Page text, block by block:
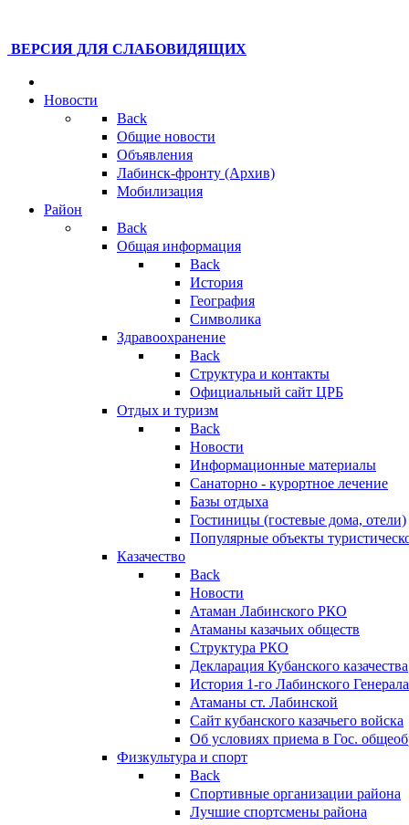
ВЕРСИЯ ДЛЯ СЛАБОВИДЯЩИХ
Новости
Back
Общие новости
Объявления
Лабинск-фронту (Архив)
Мобилизация
Район
Back
Общая информация
Back
История
География
Символика
Здравоохранение
Back
Структура и контакты
Официальный сайт ЦРБ
Отдых и туризм
Back
Новости
Информационные материалы
Санаторно - курортное лечение
Базы отдыха
Гостиницы (гостевые дома, отели)
Популярные объекты
Казачество
Back
Новости
Атаман Лабинского РКО
Атаманы казачьих обществ
Структура РКО
Декларация Кубанского казачества
История 1-го Лабинского
Атаманы ст. Лабинской
Cайт кубанского казачьего войска
Об условиях приема в Гос.
Физкультура и спорт
Back
Спортивные организации района
Лучшие спортсмены района